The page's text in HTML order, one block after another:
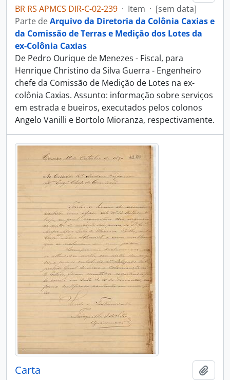
BR RS APMCS DIR-C-02-239 · Item · [sem data]
Parte deArquivo da Diretoria da Colônia Caxias e
da Comissão de Terras e Medição dos Lotes da
ex-Colônia Caxias
De Pedro Ourique de Menezes - Fiscal, para
Henrique Christino da Silva Guerra - Engenheiro
chefe da Comissão de Medição de Lotes na ex-
colônia Caxias. Assunto: informação sobre serviços
em estrada e bueiros, executados pelos colonos
Angelo Vanilli e Bortolo Mioranza, respectivamente.
Carta